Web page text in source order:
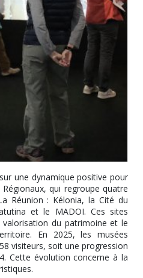
une dynamique positive pour
qui regroupe quatre
Réunion : Kélonia, la Cité du
et le MADOI. Ces sites
du patrimoine et le
En 2025, les musées
visiteurs, soit une progression
Cette évolution concerne à la